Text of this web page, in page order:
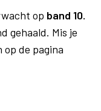
op band 10.
gehaald. Mis je
op de pagina